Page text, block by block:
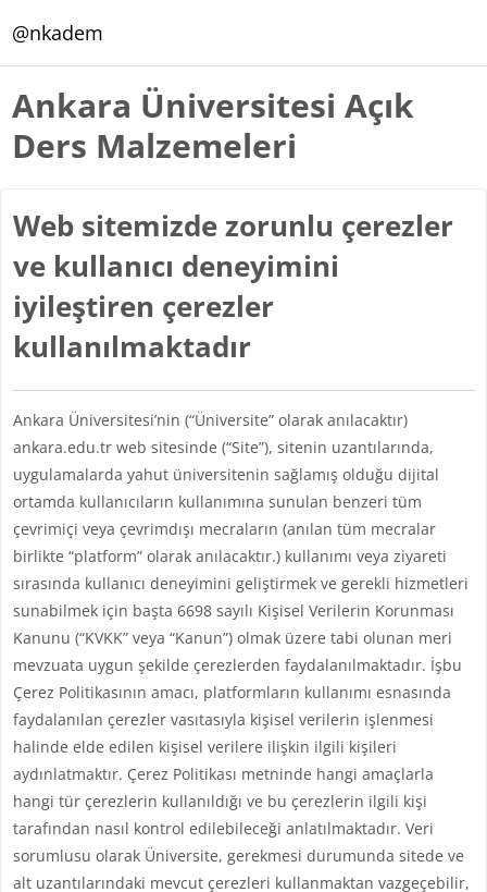
@nkadem
Ankara Üniversitesi Açık
Ders Malzemeleri
Web sitemizde zorunlu çerezler
ve kullanıcı deneyimini
iyileştiren çerezler
kullanılmaktadır
Ankara Üniversitesi’nin (“Üniversite” olarak anılacaktır)
ankara.edu.tr web sitesinde (“Site”), sitenin uzantılarında,
uygulamalarda yahut üniversitenin sağlamış olduğu dijital
ortamda kullanıcıların kullanımına sunulan benzeri tüm
çevrimiçi veya çevrimdışı mecraların (anılan tüm mecralar
birlikte “platform” olarak anılacaktır.) kullanımı veya ziyareti
sırasında kullanıcı deneyimini geliştirmek ve gerekli hizmetleri
sunabilmek için başta 6698 sayılı Kişisel Verilerin Korunması
Kanunu (“KVKK” veya “Kanun”) olmak üzere tabi olunan meri
mevzuata uygun şekilde çerezlerden faydalanılmaktadır. İşbu
Çerez Politikasının amacı, platformların kullanımı esnasında
faydalanılan çerezler vasıtasıyla kişisel verilerin işlenmesi
halinde elde edilen kişisel verilere ilişkin ilgili kişileri
aydınlatmaktır. Çerez Politikası metninde hangi amaçlarla
hangi tür çerezlerin kullanıldığı ve bu çerezlerin ilgili kişi
tarafından nasıl kontrol edilebileceği anlatılmaktadır. Veri
sorumlusu olarak Üniversite, gerekmesi durumunda sitede ve
alt uzantılarındaki mevcut çerezleri kullanmaktan vazgeçebilir,